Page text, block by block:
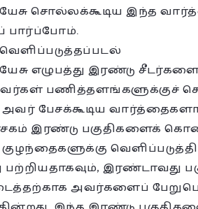
சொல்லக்கூடிய இந்த
பார்ப்போம்.
எழுபத்து இரண்டு
பணித்தளங்களுக்குச்
பேசக்கூடிய
இரண்டு பகுதிகளைக்
இரண்டாவது
அவர்களைப்